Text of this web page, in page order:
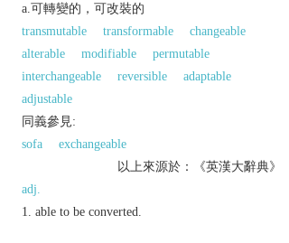
a.可轉變的，可改裝的
transmutable
transformable
changeable
alterable
modifiable
permutable
interchangeable
reversible
adaptable
adjustable
同義參見:
sofa
exchangeable
以上來源於：《英漢大辭典》
adj.
able to be converted.